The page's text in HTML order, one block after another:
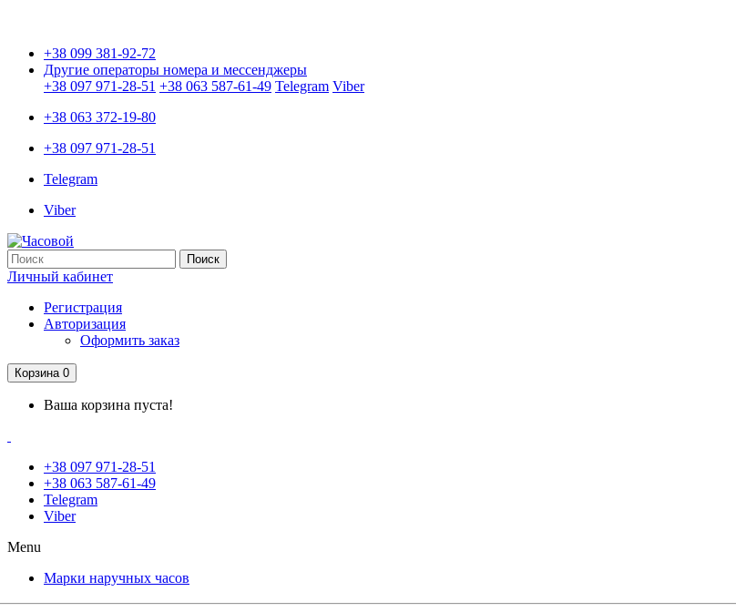
+38 099 381-92-72
Другие операторы номера и мессенджеры
+38 097 971-28-51 +38 063 587-61-49 Telegram Viber
+38 063 372-19-80
+38 097 971-28-51
Telegram
Viber
Поиск
Личный кабинет
Регистрация
Авторизация
Оформить заказ
Корзина 0
Ваша корзина пуста!
+38 097 971-28-51
+38 063 587-61-49
Telegram
Viber
Menu
Марки наручных часов